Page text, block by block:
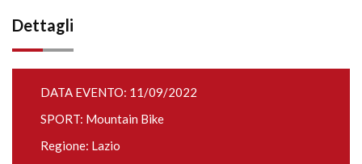
Dettagli
DATA EVENTO: 11/09/2022
SPORT: Mountain Bike
Regione: Lazio